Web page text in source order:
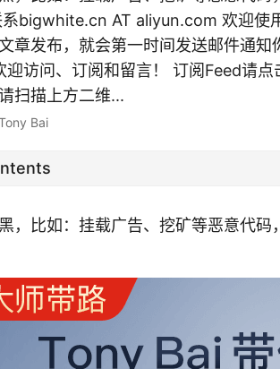
bigwhite.cn AT aliyun.com 欢迎使
章发布，就会第一时间发送邮件通
迎访问、订阅和留言！ 订阅Feed请
扫描上方二维...
Bai
，比如：挂载广告、挖矿等恶意代码